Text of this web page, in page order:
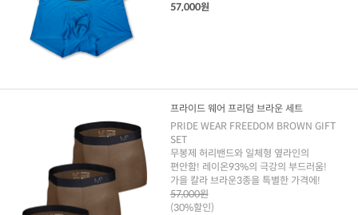
57,000원
프라이드 웨어 프리덤 브라운 세트
PRIDE WEAR FREEDOM BROWN GIFT
SET
무봉제 허리밴드와 일체형 옆라인의
편안함! 레이온93%의 극강의 부드러움!
가을 칼라 브라운3종을 특별한 가격에!
57,000원
(30%할인)